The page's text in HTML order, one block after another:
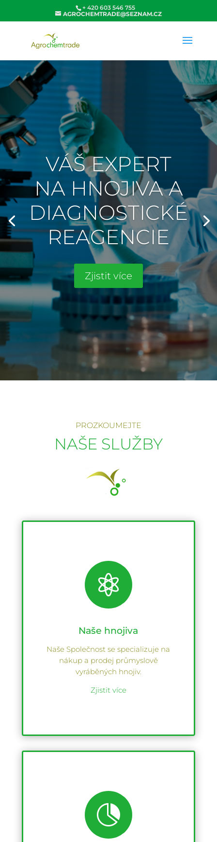
+ 420 603 546 755
AGROCHEMTRADE@SEZNAM.CZ
VÁŠ EXPERT
NA HNOJIVA A
DIAGNOSTICKÉ
REAGENCIE
Zjistit více
PROZKOUMEJTE
NAŠE SLUŽBY

Naše hnojiva
Naše Společnost se specializuje na
nákup a prodej průmyslově
vyráběných hnojiv.
Zjistit více
